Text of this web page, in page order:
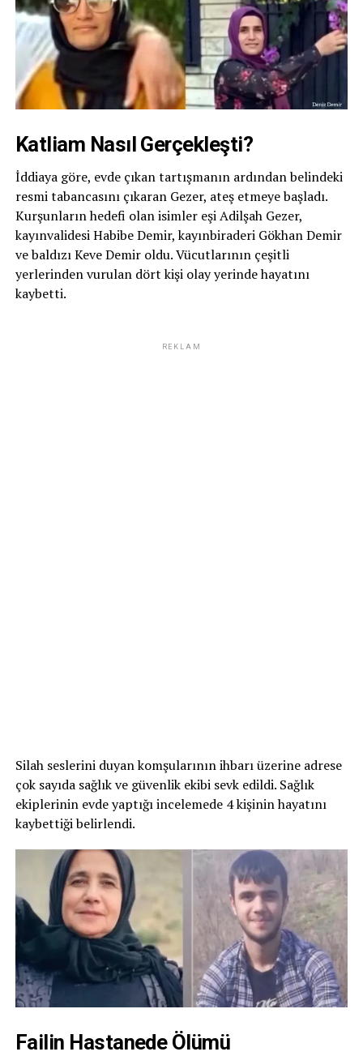
Katliam Nasıl Gerçekleşti?
İddiaya göre, evde çıkan tartışmanın ardından belindeki
resmi tabancasını çıkaran Gezer, ateş etmeye başladı.
Kurşunların hedefi olan isimler eşi Adilşah Gezer,
kayınvalidesi Habibe Demir, kayınbiraderi Gökhan Demir
ve baldızı Keve Demir oldu. Vücutlarının çeşitli
yerlerinden vurulan dört kişi olay yerinde hayatını
kaybetti.
REKLAM
Silah seslerini duyan komşularının ihbarı üzerine adrese
çok sayıda sağlık ve güvenlik ekibi sevk edildi. Sağlık
ekiplerinin evde yaptığı incelemede 4 kişinin hayatını
kaybettiği belirlendi.
Failin Hastanede Ölümü